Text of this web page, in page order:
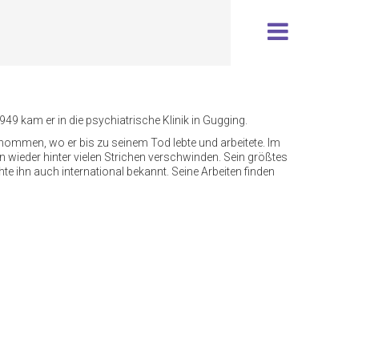
kam er in die psychiatrische Klinik in Gugging.
wo er bis zu seinem Tod lebte und arbeitete. Im
hinter vielen Strichen verschwinden. Sein größtes
ihn auch international bekannt. Seine Arbeiten finden